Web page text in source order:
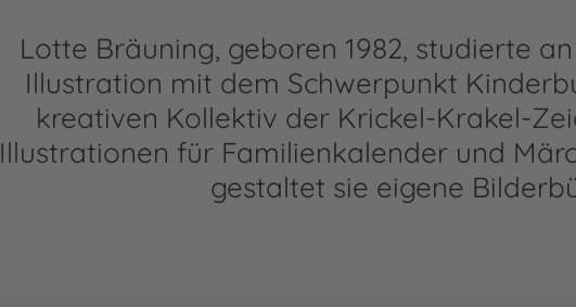
Lotte Bräuning, geboren 1982, studierte
Illustration mit dem Schwerpunkt
kreativen Kollektiv der Krickel-Krakel-
Illustrationen für Familienkalender und
gestaltet sie eigene